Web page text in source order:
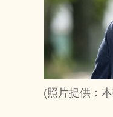
(照片提供：